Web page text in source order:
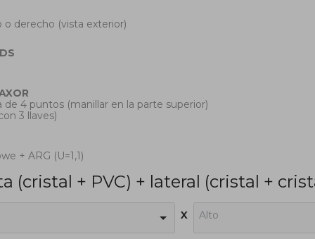
o derecho (vista exterior)
de 4 puntos (manillar en la parte superior)
3 llaves)
+ ARG (U=1,1)
(cristal + PVC) + lateral (cristal +
x Alto